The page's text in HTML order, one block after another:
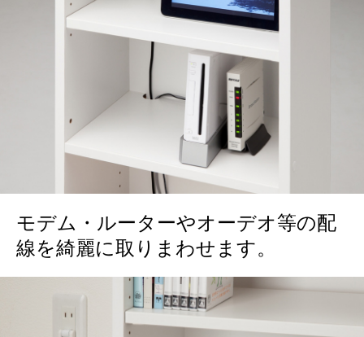
モデム・ルーターやオーデオ等の配
線を綺麗に取りまわせます。